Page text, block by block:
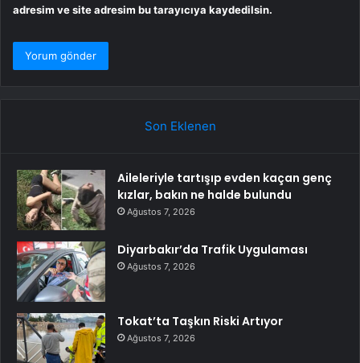
adresim ve site adresim bu tarayıcıya kaydedilsin.
Son Eklenen
Aileleriyle tartışıp evden kaçan genç
kızlar, bakın ne halde bulundu
Ağustos 7, 2026
Diyarbakır’da Trafik Uygulaması
Ağustos 7, 2026
Tokat’ta Taşkın Riski Artıyor
Ağustos 7, 2026